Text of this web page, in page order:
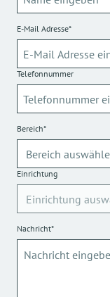
E-Mail Adresse*
Telefonnummer
Bereich*
Einrichtung
Nachricht*